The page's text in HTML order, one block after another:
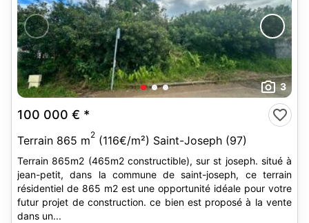
3
100 000 € *
Terrain 865 m2 (116€/m²) Saint-Joseph (97)
Terrain 865m2 (465m2 constructible), sur st joseph. situé à
jean-petit, dans la commune de saint-joseph, ce terrain
résidentiel de 865 m2 est une opportunité idéale pour votre
futur projet de construction. ce bien est proposé à la vente
dans un...